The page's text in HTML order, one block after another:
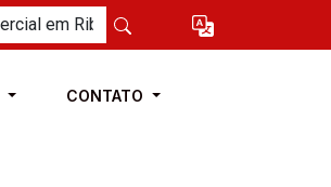
CONTATO